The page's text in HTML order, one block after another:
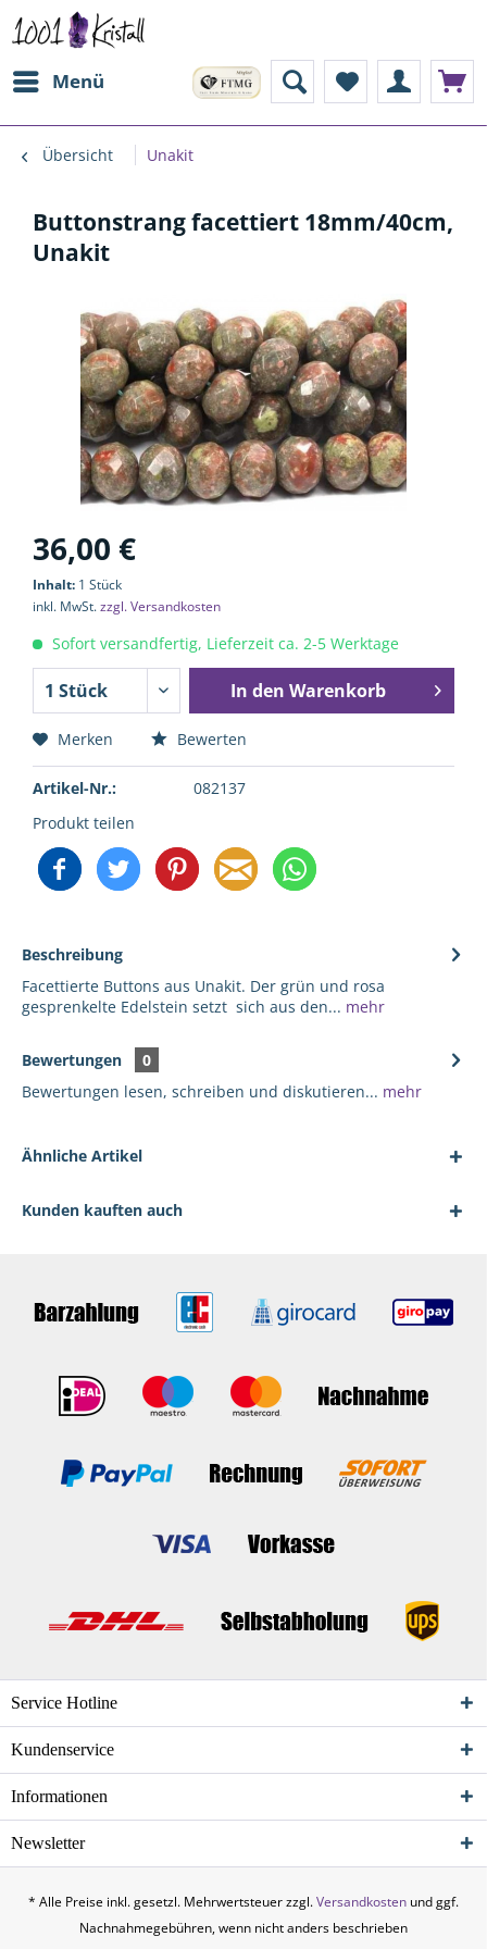
Menü
Übersicht Unakit
Buttonstrang facettiert 18mm/40cm,
Unakit
36,00 €
Inhalt: 1 Stück
inkl. MwSt.zzgl. Versandkosten
Sofort versandfertig, Lieferzeit ca. 2-5 Werktage
In den Warenkorb
Merken Bewerten
Artikel-Nr.:
082137
Produkt teilen
Beschreibung
Facettierte Buttons aus Unakit. Der grün und rosa
gesprenkelte Edelstein setzt sich aus den... mehr
Bewertungen
0
Bewertungen lesen, schreiben und diskutieren... mehr
Ähnliche Artikel
Kunden kauften auch
Service Hotline
Kundenservice
Informationen
Newsletter
* Alle Preise inkl. gesetzl. Mehrwertsteuer zzgl.Versandkosten und ggf.
Nachnahmegebühren, wenn nicht anders beschrieben